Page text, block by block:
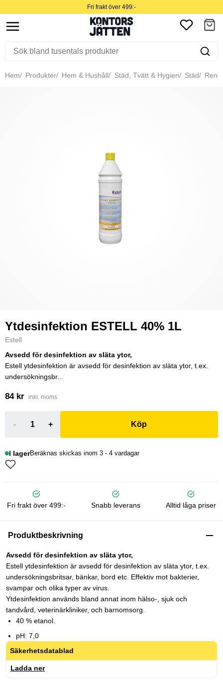
Fri frakt över 499:-
Hem Produkter Hem & Hushåll Städ, Tvätt & Hygien Städ
Ytdesinfektion ESTELL 40% 1L
Estell
Avsedd för desinfektion av släta ytor,
Estell ytdesinfektion är avsedd för desinfektion av släta ytor, t.ex.
undersökningsbr...
84 kr inkl. moms
- + Köp
I lagerBeräknas skickas inom 3 - 4 vardagar
Fri frakt över 499:- Snabb leverans Alltid låga priser
Produktbeskrivning
Avsedd för desinfektion av släta ytor,
Estell ytdesinfektion är avsedd för desinfektion av släta ytor, t.ex.
undersökningsbritsar, bänkar, bord etc. Effektiv mot bakterier,
svampar och olika typer av virus.
Ytdesinfektion används bland annat inom hälso-, sjuk och
tandvård, veterinärkliniker, och barnomsorg.
40 % etanol.
pH: 7,0
Säkerhetsdatablad
Ladda ner